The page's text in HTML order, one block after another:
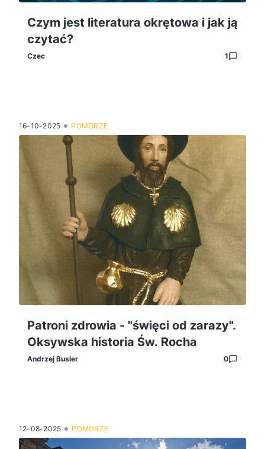
Czym jest literatura okrętowa i jak ją
czytać?
Czec 1
16-10-2025 POMORZE
Patroni zdrowia - "święci od zarazy".
Oksywska historia Św. Rocha
Andrzej Busler 0
12-08-2025 POMORZE